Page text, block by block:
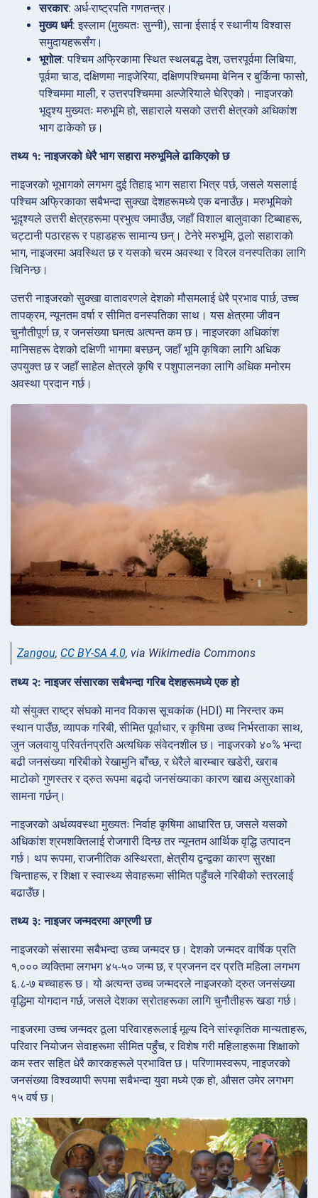
सरकार: अर्ध-राष्ट्रपति गणतन्त्र।
मुख्य धर्म: इस्लाम (मुख्यतः सुन्नी), साना ईसाई र स्थानीय विश्वास
समुदायहरूसँग।
भूगोल: पश्चिम अफ्रिकामा स्थित स्थलबद्ध देश, उत्तरपूर्वमा लिबिया,
पूर्वमा चाड, दक्षिणमा नाइजेरिया, दक्षिणपश्चिममा बेनिन र बुर्किना फासो,
पश्चिममा माली, र उत्तरपश्चिममा अल्जेरियाले घेरिएको। नाइजरको
भूदृश्य मुख्यतः मरुभूमि हो, सहाराले यसको उत्तरी क्षेत्रको अधिकांश
भाग ढाकेको छ।
तथ्य १: नाइजरको धेरै भाग सहारा मरुभूमिले ढाकिएको छ
नाइजरको भूभागको लगभग दुई तिहाइ भाग सहारा भित्र पर्छ, जसले यसलाई
पश्चिम अफ्रिकाका सबैभन्दा सुक्खा देशहरूमध्ये एक बनाउँछ। मरुभूमिको
भूदृश्यले उत्तरी क्षेत्रहरूमा प्रभुत्व जमाउँछ, जहाँ विशाल बालुवाका टिब्बाहरू,
चट्टानी पठारहरू र पहाडहरू सामान्य छन्। टेनेरे मरुभूमि, ठूलो सहाराको
भाग, नाइजरमा अवस्थित छ र यसको चरम अवस्था र विरल वनस्पतिका लागि
चिनिन्छ।
उत्तरी नाइजरको सुक्खा वातावरणले देशको मौसमलाई धेरै प्रभाव पार्छ, उच्च
तापक्रम, न्यूनतम वर्षा र सीमित वनस्पतिका साथ। यस क्षेत्रमा जीवन
चुनौतीपूर्ण छ, र जनसंख्या घनत्व अत्यन्त कम छ। नाइजरका अधिकांश
मानिसहरू देशको दक्षिणी भागमा बस्छन्, जहाँ भूमि कृषिका लागि अधिक
उपयुक्त छ र जहाँ साहेल क्षेत्रले कृषि र पशुपालनका लागि अधिक मनोरम
अवस्था प्रदान गर्छ।
Zangou, CC BY-SA 4.0, via Wikimedia Commons
तथ्य २: नाइजर संसारका सबैभन्दा गरिब देशहरूमध्ये एक हो
यो संयुक्त राष्ट्र संघको मानव विकास सूचकांक (HDI) मा निरन्तर कम
स्थान पाउँछ, व्यापक गरिबी, सीमित पूर्वाधार, र कृषिमा उच्च निर्भरताका साथ,
जुन जलवायु परिवर्तनप्रति अत्यधिक संवेदनशील छ। नाइजरको ४०% भन्दा
बढी जनसंख्या गरिबीको रेखामुनि बाँच्छ, र धेरैले बारम्बार खडेरी, खराब
माटोको गुणस्तर र द्रुत रूपमा बढ्दो जनसंख्याका कारण खाद्य असुरक्षाको
सामना गर्छन्।
नाइजरको अर्थव्यवस्था मुख्यतः निर्वाह कृषिमा आधारित छ, जसले यसको
अधिकांश श्रमशक्तिलाई रोजगारी दिन्छ तर न्यूनतम आर्थिक वृद्धि उत्पादन
गर्छ। थप रूपमा, राजनीतिक अस्थिरता, क्षेत्रीय द्वन्द्वका कारण सुरक्षा
चिन्ताहरू, र शिक्षा र स्वास्थ्य सेवाहरूमा सीमित पहुँचले गरिबीको स्तरलाई
बढाउँछ।
तथ्य ३: नाइजर जन्मदरमा अग्रणी छ
नाइजरको संसारमा सबैभन्दा उच्च जन्मदर छ। देशको जन्मदर वार्षिक प्रति
१,००० व्यक्तिमा लगभग ४५-५० जन्म छ, र प्रजनन दर प्रति महिला लगभग
६.८-७ बच्चाहरू छ। यो अत्यन्त उच्च जन्मदरले नाइजरको द्रुत जनसंख्या
वृद्धिमा योगदान गर्छ, जसले देशका स्रोतहरूका लागि चुनौतीहरू खडा गर्छ।
नाइजरमा उच्च जन्मदर ठूला परिवारहरूलाई मूल्य दिने सांस्कृतिक मान्यताहरू,
परिवार नियोजन सेवाहरूमा सीमित पहुँच, र विशेष गरी महिलाहरूमा शिक्षाको
कम स्तर सहित धेरै कारकहरूले प्रभावित छ। परिणामस्वरूप, नाइजरको
जनसंख्या विश्वव्यापी रूपमा सबैभन्दा युवा मध्ये एक हो, औसत उमेर लगभग
१५ वर्ष छ।